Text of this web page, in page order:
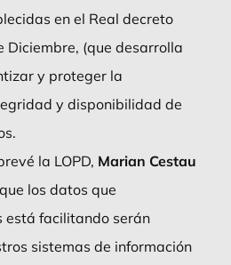
en el Real decreto
Diciembre, (que desarrolla
y proteger la
y disponibilidad de
la LOPD, Marian Cestau
los datos que
está facilitando serán
sistemas de información